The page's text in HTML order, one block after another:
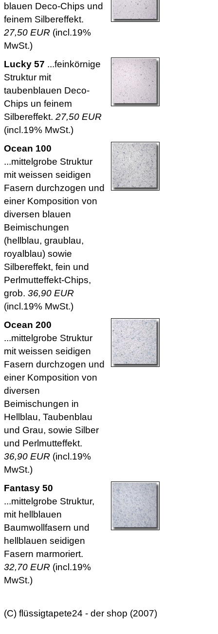
blauen Deco-Chips und
feinem Silbereffekt.
27,50 EUR (incl.19%
MwSt.)
Lucky 57 ...feinkörnige
Struktur mit
taubenblauen Deco-
Chips un feinem
Silbereffekt. 27,50 EUR
(incl.19% MwSt.)
Ocean 100
...mittelgrobe Struktur
mit weissen seidigen
Fasern durchzogen und
einer Komposition von
diversen blauen
Beimischungen
(hellblau, graublau,
royalblau) sowie
Silbereffekt, fein und
Perlmutteffekt-Chips,
grob. 36,90 EUR
(incl.19% MwSt.)
Ocean 200
...mittelgrobe Struktur
mit weissen seidigen
Fasern durchzogen und
einer Komposition von
diversen
Beimischungen in
Hellblau, Taubenblau
und Grau, sowie Silber
und Perlmutteffekt.
36,90 EUR (incl.19%
MwSt.)
Fantasy 50
...mittelgrobe Struktur,
mit hellblauen
Baumwollfasern und
hellblauen seidigen
Fasern marmoriert.
32,70 EUR (incl.19%
MwSt.)
(C) flüssigtapete24 - der shop (2007)